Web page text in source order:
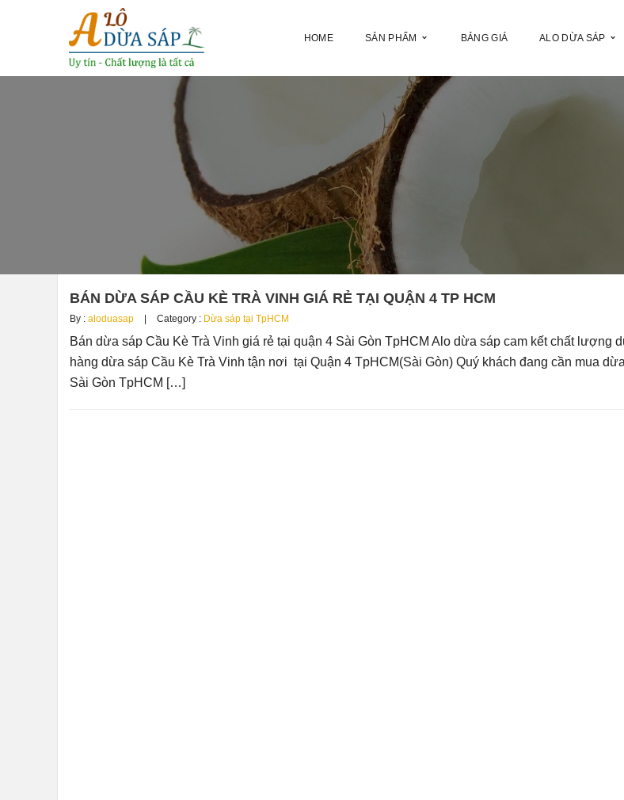
HOME SẢN PHẨM BẢNG GIÁ ALO DỪA SÁP
BÁN DỪA SÁP CẦU KÈ TRÀ VINH GIÁ RẺ TẠI QUẬN 4 TP HCM
By : aloduasap Category : Dừa sáp tại TpHCM
Bán dừa sáp Cầu Kè Trà Vinh giá rẻ tại quận 4 Sài Gòn TpHCM Alo dừa sáp cam kết chất lượng
hàng dừa sáp Cầu Kè Trà Vinh tận nơi tại Quận 4 TpHCM(Sài Gòn) Quý khách đang cần mua
Sài Gòn TpHCM […]